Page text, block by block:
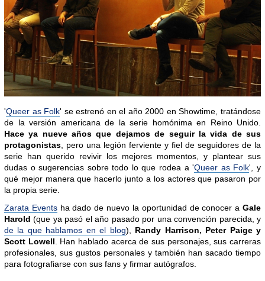
'Queer as Folk' se estrenó en el año 2000 en Showtime, tratándose
de la versión americana de la serie homónima en Reino Unido.
Hace ya nueve años que dejamos de seguir la vida de sus
protagonistas , pero una legión ferviente y fiel de seguidores de la
serie han querido revivir los mejores momentos, y plantear sus
dudas o sugerencias sobre todo lo que rodea a 'Queer as Folk', y
qué mejor manera que hacerlo junto a los actores que pasaron por
la propia serie.
Zarata Eventsha dado de nuevo la oportunidad de conocer aGale
Harold (que ya pasó el año pasado por una convención parecida, y
de la que hablamos en el blog), Randy Harrison, Peter Paige y
Scott Lowell . Han hablado acerca de sus personajes, sus carreras
profesionales, sus gustos personales y también han sacado tiempo
para fotografiarse con sus fans y firmar autógrafos.